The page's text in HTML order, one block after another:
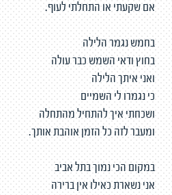
אם שקעתי או התחלתי לעוף.
בחמש נגמר הלילה
בחוץ ודאי השמש כבר עולה
ואני איתך הלילה
כי נגמרו לי השמיים
ושכחתי איך להתחיל מהתחלה
ומעבר לזה כל הזמן אוהבת אותך.
במקום הכי נמוך בתל אביב
אני נשארת כאילו אין ברירה